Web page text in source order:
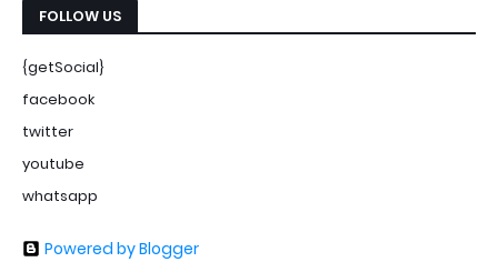
FOLLOW US
{getSocial}
facebook
twitter
youtube
whatsapp
Powered by Blogger